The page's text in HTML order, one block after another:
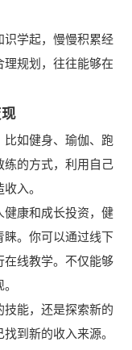
识学起，慢慢积累经
规划，往往能够在
比如健身、瑜伽、跑
练的方式，利用自己
入。
健康和成长投资，健
睐。你可以通过线下
在线教学。不仅能够
技能，还是探索新的
到新的收入来源。